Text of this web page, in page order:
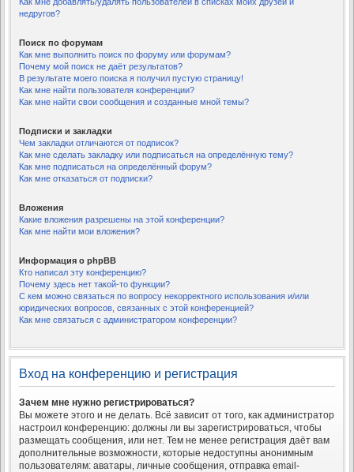
недругов?
Поиск по форумам
Как мне выполнить поиск по форуму или форумам?
Почему мой поиск не даёт результатов?
В результате моего поиска я получил пустую страницу!
Как мне найти пользователя конференции?
Как мне найти свои сообщения и созданные мной темы?
Подписки и закладки
Чем закладки отличаются от подписок?
Как мне сделать закладку или подписаться на определённую тему?
Как мне подписаться на определённый форум?
Как мне отказаться от подписки?
Вложения
Какие вложения разрешены на этой конференции?
Как мне найти мои вложения?
Информация о phpBB
Кто написал эту конференцию?
Почему здесь нет такой-то функции?
С кем можно связаться по вопросу некорректного использования и/или
юридических вопросов, связанных с этой конференцией?
Как мне связаться с администратором конференции?
Вход на конференцию и регистрация
Зачем мне нужно регистрироваться?
Вы можете этого и не делать. Всё зависит от того, как администратор
настроил конференцию: должны ли вы зарегистрироваться, чтобы
размещать сообщения, или нет. Тем не менее регистрация даёт вам
дополнительные возможности, которые недоступны анонимным
пользователям: аватары, личные сообщения, отправка email-